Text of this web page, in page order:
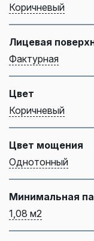
Коричневый
Лицевая
Фактурная
Цвет
Коричневый
Цвет мощения
Однотонный
Минимальная
1,08 м2